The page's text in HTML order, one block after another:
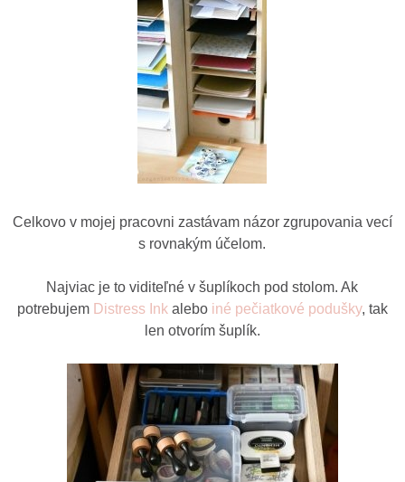
Celkovo v mojej pracovni zastávam názor zgrupovania vecí
s rovnakým účelom.
Najviac je to viditeľné v šuplíkoch pod stolom. Ak
potrebujem Distress Ink alebo iné pečiatkové podušky, tak
len otvorím šuplík.